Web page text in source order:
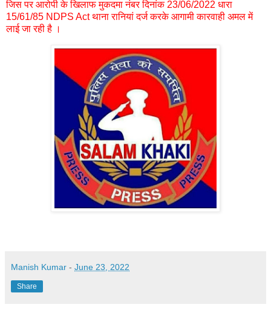
जिस पर आरोपी के खिलाफ मुकदमा नंबरदिनांक 23/06/2022 धारा
15/61/85 NDPS Act थाना रानियां दर्ज करके आगामी कारवाही अमल में
लाई जा रही है ।
Manish Kumar - June 23, 2022
Share